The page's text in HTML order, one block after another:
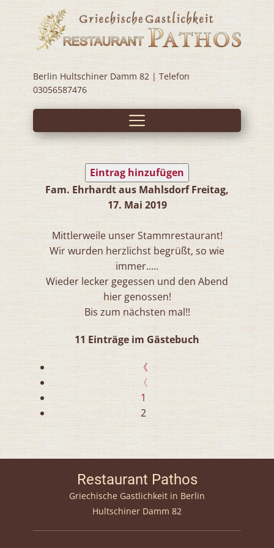
Berlin Hultschiner Damm 82 | Telefon
03056587476
Eintrag hinzufügen
Fam. Ehrhardt aus MahlsdorfFreitag,
17. Mai 2019
Mittlerweile unser Stammrestaurant!
Wir wurden herzlichst begrüßt, so wie
immer.....
Wieder lecker gegessen und den Abend
hier genossen!
Bis zum nächsten mal!!
11 Einträge im Gästebuch
《
〈
1
2
Restaurant Pathos
Griechische Gastlichkeit in Berlin
Hultschiner Damm 82